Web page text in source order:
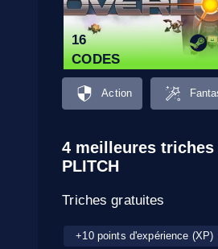
16
CODES
Action
4 meilleures triches
PLITCH
Triches gratuites
+10 points d'expérience (XP)